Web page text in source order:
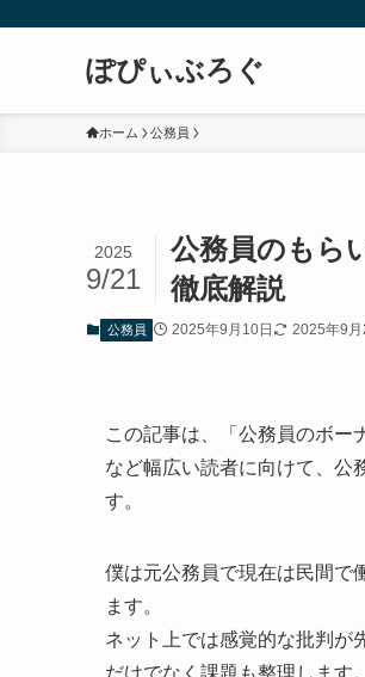
ぽぴぃぶろぐ
ホーム 公務員
公務員のもら
徹底解説
2025
9/21
公務員 2025年9月10日 2025年9月
この記事は、「公務員のボー
など幅広い読者に向けて、公
す。
僕は元公務員で現在は民間で
ます。
ネット上では感覚的な批判が
だけでなく課題も整理します。